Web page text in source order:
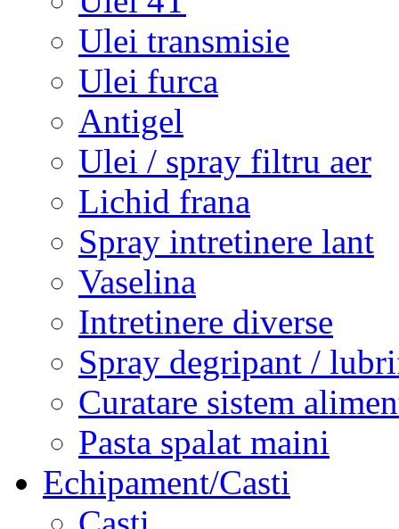
Ulei transmisie
Ulei furca
Antigel
Ulei / spray filtru aer
Lichid frana
Spray intretinere lant
Vaselina
Intretinere diverse
Spray degripant /
Curatare sistem
Pasta spalat maini
Echipament/Casti